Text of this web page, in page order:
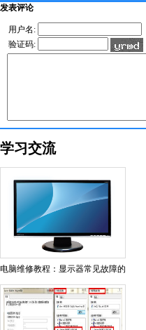
发表评论
用户名:
验证码:
学习交流
电脑维修教程：显示器常见故障的